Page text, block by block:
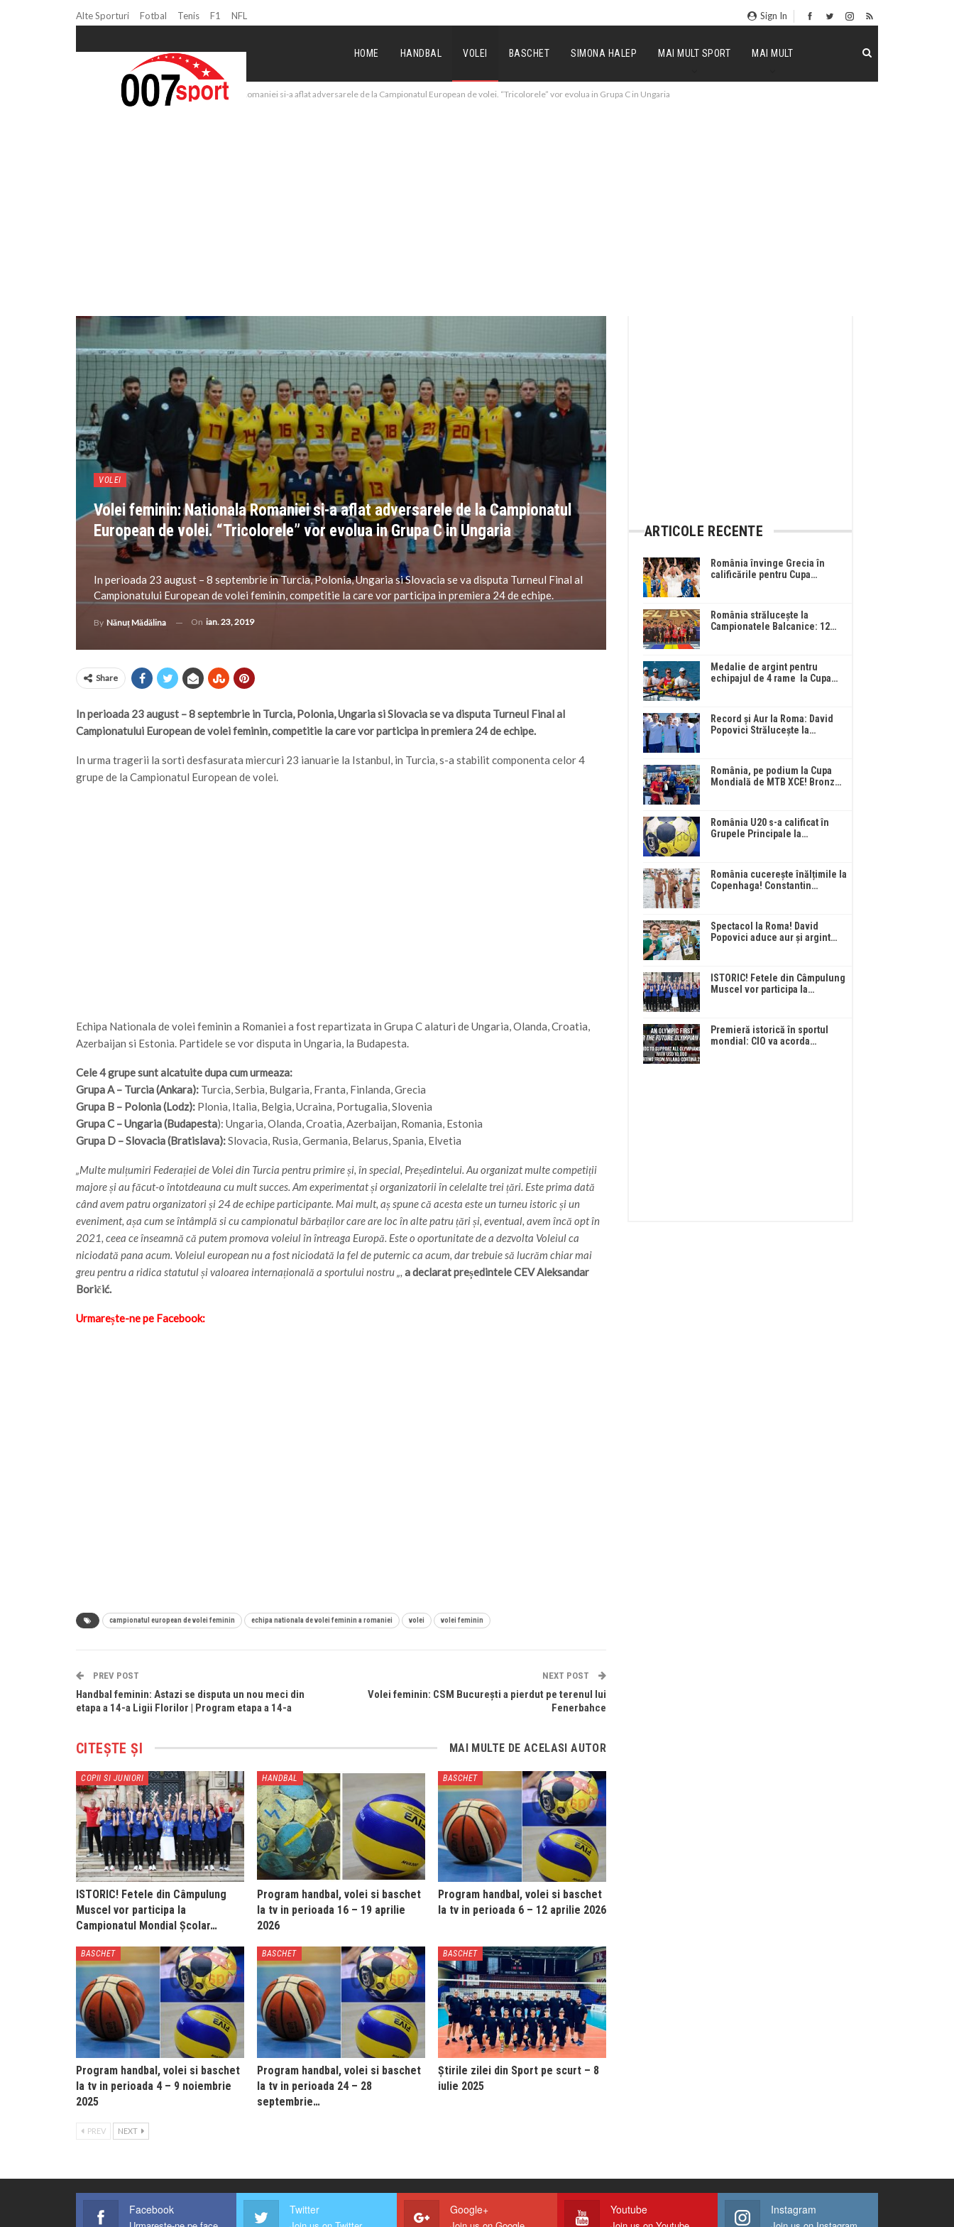
Alte Sporturi Fotbal Tenis F1 NFL Sign In
HOME HANDBAL VOLEI BASCHET SIMONA HALEP MAI MULT SPORT MAI MULT
Volei Volei feminin: Nationala Romaniei si-a aflat adversarele de la Campionatul European de volei. “Tricolorele” vor evolua in Grupa C in Ungaria
VOLEI
Volei feminin: Nationala Romaniei si-a aflat adversarele de la Campionatul
European de volei. “Tricolorele” vor evolua in Grupa C in Ungaria
In perioada 23 august – 8 septembrie in Turcia, Polonia, Ungaria si Slovacia se va disputa Turneul Final al
Campionatului European de volei feminin, competitie la care vor participa in premiera 24 de echipe.
By Nănuț Mădălina On ian. 23, 2019
Share
In perioada 23 august – 8 septembrie in Turcia, Polonia, Ungaria si Slovacia se va disputa Turneul Final al
Campionatului European de volei feminin, competitie la care vor participa in premiera 24 de echipe.
In urma tragerii la sorti desfasurata miercuri 23 ianuarie la Istanbul, in Turcia, s-a stabilit componenta celor 4
grupe de la Campionatul European de volei.
Echipa Nationala de volei feminin a Romaniei a fost repartizata in Grupa C alaturi de Ungaria, Olanda, Croatia,
Azerbaijan si Estonia. Partidele se vor disputa in Ungaria, la Budapesta.
Cele 4 grupe sunt alcatuite dupa cum urmeaza:
Grupa A – Turcia (Ankara): Turcia, Serbia, Bulgaria, Franta, Finlanda, Grecia
Grupa B – Polonia (Lodz): Plonia, Italia, Belgia, Ucraina, Portugalia, Slovenia
Grupa C – Ungaria (Budapesta): Ungaria, Olanda, Croatia, Azerbaijan, Romania, Estonia
Grupa D – Slovacia (Bratislava):Slovacia, Rusia, Germania, Belarus, Spania, Elvetia
„Multe mulțumiri Federației de Volei din Turcia pentru primire și, în special, Președintelui. Au organizat multe competiții
majore și au făcut-o întotdeauna cu mult succes. Am experimentat și organizatorii în celelalte trei țări. Este prima dată
când avem patru organizatori și 24 de echipe participante. Mai mult, aș spune că acesta este un turneu istoric și un
eveniment, așa cum se întâmplă si cu campionatul bărbaților care are loc în alte patru țări și, eventual, avem încă opt în
2021, ceea ce înseamnă că putem promova voleiul în întreaga Europă. Este o oportunitate de a dezvolta Voleiul ca
niciodată pana acum. Voleiul european nu a fost niciodată la fel de puternic ca acum, dar trebuie să lucrăm chiar mai
greu pentru a ridica statutul și valoarea internațională a sportului nostru „, a declarat președintele CEV Aleksandar
Boričić.
Urmarește-ne pe Facebook:
campionatul european de volei feminin echipa nationala de volei feminin a romaniei volei volei feminin
PREV POST
Handbal feminin: Astazi se disputa un nou meci din
etapa a 14-a Ligii Florilor | Program etapa a 14-a
NEXT POST
Volei feminin: CSM București a pierdut pe terenul lui
Fenerbahce
CITEȘTE ȘI MAI MULTE DE ACELASI AUTOR
COPII SI JUNIORI
ISTORIC! Fetele din Câmpulung
Muscel vor participa la
Campionatul Mondial Școlar…
HANDBAL
Program handbal, volei si baschet
la tv in perioada 16 – 19 aprilie
2026
BASCHET
Program handbal, volei si baschet
la tv in perioada 6 – 12 aprilie 2026
BASCHET
Program handbal, volei si baschet
la tv in perioada 4 – 9 noiembrie
2025
BASCHET
Program handbal, volei si baschet
la tv in perioada 24 – 28
septembrie…
BASCHET
Știrile zilei din Sport pe scurt – 8
iulie 2025
PREV NEXT
ARTICOLE RECENTE
România învinge Grecia în
calificările pentru Cupa…
România strălucește la
Campionatele Balcanice: 12…
Medalie de argint pentru
echipajul de 4 rame la Cupa…
Record și Aur la Roma: David
Popovici Strălucește la…
România, pe podium la Cupa
Mondială de MTB XCE! Bronz…
România U20 s-a calificat în
Grupele Principale la…
România cucerește înălțimile la
Copenhaga! Constantin…
Spectacol la Roma! David
Popovici aduce aur și argint…
ISTORIC! Fetele din Câmpulung
Muscel vor participa la…
Premieră istorică în sportul
mondial: CIO va acorda…
Facebook Twitter Google+ Youtube Instagram